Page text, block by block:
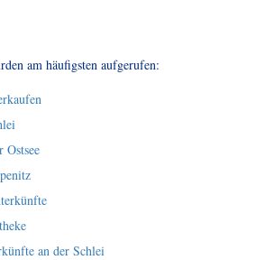
am häufigsten aufgerufen:
Ostsee
an der Schlei